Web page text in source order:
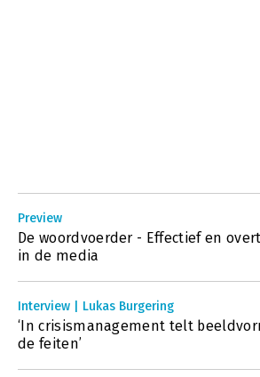
Preview
De woordvoerder - Effectief en
in de media
Interview | Lukas Burgering
‘In crisismanagement telt
de feiten’